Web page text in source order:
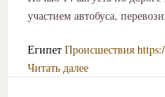
участием автобуса,
Египет Происшествия
Читать далее